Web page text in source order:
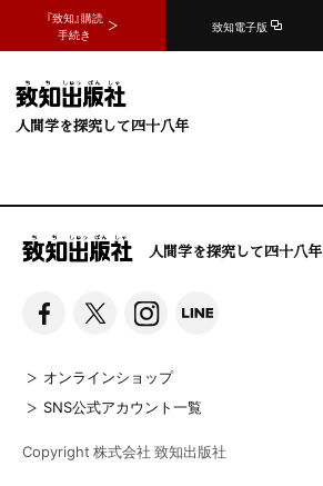
『致知』購読
手続き
致知電子版
人間学を探究して四十八年
人間学を探究して四十八年
オンラインショップ
SNS公式アカウント一覧
Copyright 株式会社 致知出版社